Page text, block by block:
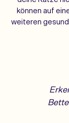
können auf
weiteren